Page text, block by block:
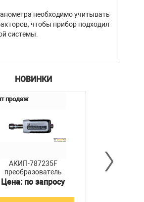
необходимо учитывать
чтобы прибор подходил
системы.
НОВИНКИ
АКИП-787235F
преобразователь
мощности
Цена: по запросу
продаж